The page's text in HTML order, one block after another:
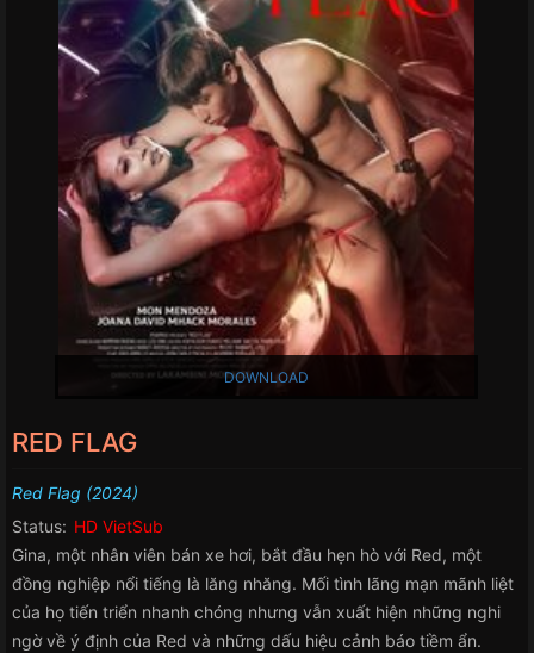
DOWNLOAD
RED FLAG
Red Flag (2024)
Status: HD VietSub
Gina, một nhân viên bán xe hơi, bắt đầu hẹn hò với Red, một
đồng nghiệp nổi tiếng là lăng nhăng. Mối tình lãng mạn mãnh liệt
của họ tiến triển nhanh chóng nhưng vẫn xuất hiện những nghi
ngờ về ý định của Red và những dấu hiệu cảnh báo tiềm ẩn.